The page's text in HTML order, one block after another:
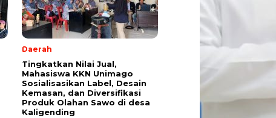
Daerah
Tingkatkan Nilai Jual,
Mahasiswa KKN Unimago
Sosialisasikan Label, Desain
Kemasan, dan Diversifikasi
Produk Olahan Sawo di desa
Kaligending